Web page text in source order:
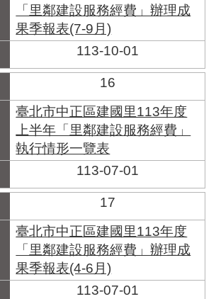
「里鄰建設服務經費」辦理成
果季報表(7-9月)
113-10-01
16
臺北市中正區建國里113年度
上半年「里鄰建設服務經費」
執行情形一覽表
113-07-01
17
臺北市中正區建國里113年度
「里鄰建設服務經費」辦理成
果季報表(4-6月)
113-07-01